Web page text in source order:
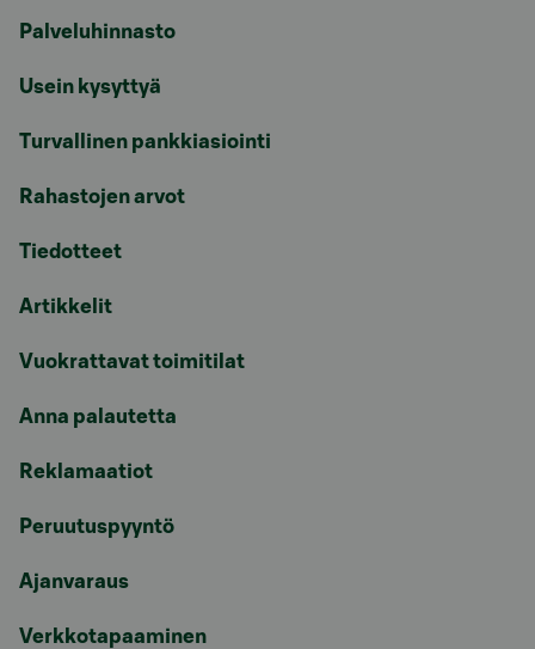
Palveluhinnasto
Usein kysyttyä
Turvallinen pankkiasiointi
Rahastojen arvot
Tiedotteet
Artikkelit
Vuokrattavat toimitilat
Anna palautetta
Reklamaatiot
Peruutuspyyntö
Ajanvaraus
Verkkotapaaminen